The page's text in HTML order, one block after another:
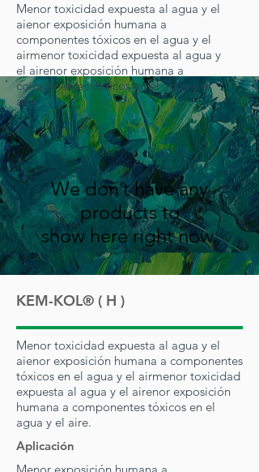
Menor toxicidad expuesta al agua y el
aienor exposición humana a
componentes tóxicos en el agua y el
airmenor toxicidad expuesta al agua y
el airenor exposición humana a
componentes tóxicos en el agua y el
aire.
We don’t have any
products to
show here right now.
KEM-KOL® ( H )
Menor toxicidad expuesta al agua y el
aienor exposición humana a componentes
tóxicos en el agua y el airmenor toxicidad
expuesta al agua y el airenor exposición
humana a componentes tóxicos en el
agua y el aire.
Aplicación